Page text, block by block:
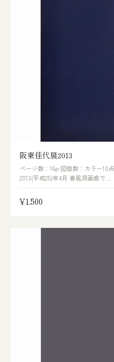
阪東佳代展2013
ページ数：16p 図版数：カラー10
2013(平成25)年4月 春風洞画廊で…
¥1,500